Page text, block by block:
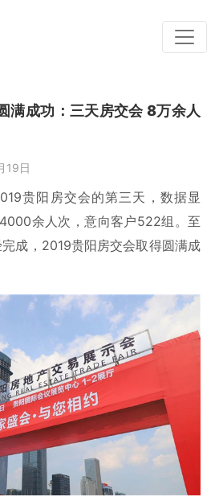
满成功：三天房交会 8万余人
19日
贵阳房交会的第三天，数据显
余人次，意向客户522组。至
成，2019贵阳房交会取得圆满成